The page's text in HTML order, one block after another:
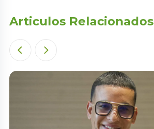
Articulos Relacionados